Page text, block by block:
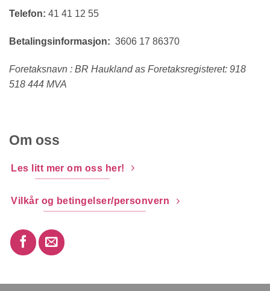
Telefon: 41 41 12 55
Betalingsinformasjon: 3606 17 86370
Foretaksnavn : BR Haukland as Foretaksregisteret: 918
518 444 MVA
Om oss
Les litt mer om oss her!
Vilkår og betingelser/personvern